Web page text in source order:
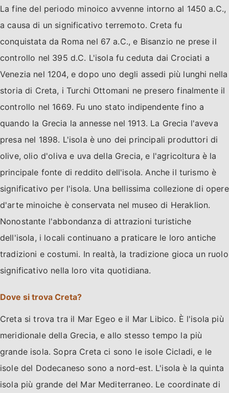
La fine del periodo minoico avvenne intorno al 1450 a.C.,
a causa di un significativo terremoto. Creta fu
conquistata da Roma nel 67 a.C., e Bisanzio ne prese il
controllo nel 395 d.C. L'isola fu ceduta dai Crociati a
Venezia nel 1204, e dopo uno degli assedi più lunghi nella
storia di Creta, i Turchi Ottomani ne presero finalmente il
controllo nel 1669. Fu uno stato indipendente fino a
quando la Grecia la annesse nel 1913. La Grecia l'aveva
presa nel 1898. L'isola è uno dei principali produttori di
olive, olio d'oliva e uva della Grecia, e l'agricoltura è la
principale fonte di reddito dell'isola. Anche il turismo è
significativo per l'isola. Una bellissima collezione di opere
d'arte minoiche è conservata nel museo di Heraklion.
Nonostante l'abbondanza di attrazioni turistiche
dell'isola, i locali continuano a praticare le loro antiche
tradizioni e costumi. In realtà, la tradizione gioca un ruolo
significativo nella loro vita quotidiana.
Dove si trova Creta?
Creta si trova tra il Mar Egeo e il Mar Libico. È l'isola più
meridionale della Grecia, e allo stesso tempo la più
grande isola. Sopra Creta ci sono le isole Cicladi, e le
isole del Dodecaneso sono a nord-est. L'isola è la quinta
isola più grande del Mar Mediterraneo. Le coordinate di